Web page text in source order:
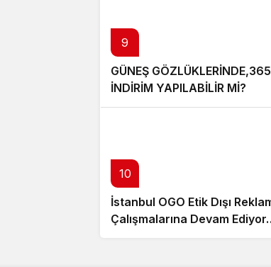
9
GÜNEŞ
İNDİRİM YAPILABİLİR Mİ?
10
İstanbul OGO Etik Dışı
Çalışmalarına Devam